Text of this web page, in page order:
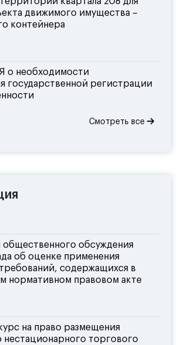
движимого имущества –
контейнера
необходимости
государственной регистрации
Смотреть все
обсуждения
об оценке применения
содержащихся в
нормативном правовом акте
на право размещения
нестационарного торгового